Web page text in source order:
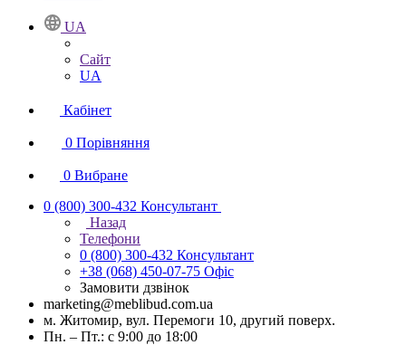
UA
Сайт
UA
Кабінет
0 Порівняння
0 Вибране
0 (800) 300-432 Консультант
Назад
Телефони
0 (800) 300-432 Консультант
+38 (068) 450-07-75 Офіс
Замовити дзвінок
marketing@meblibud.com.ua
м. Житомир, вул. Перемоги 10, другий поверх.
Пн. – Пт.: с 9:00 до 18:00